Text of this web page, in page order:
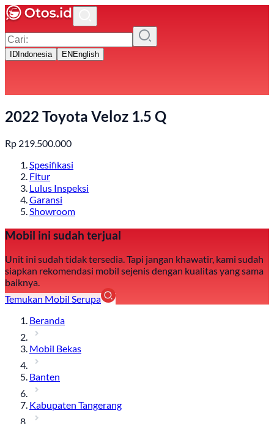
ID Indonesia EN English
2022 Toyota Veloz 1.5 Q
Rp 219.500.000
Spesifikasi
Fitur
Lulus Inspeksi
Garansi
Showroom
Mobil ini sudah terjual
Unit ini sudah tidak tersedia. Tapi jangan khawatir, kami sudah
siapkan rekomendasi mobil sejenis dengan kualitas yang sama
baiknya.
Temukan Mobil Serupa
Beranda
Mobil Bekas
Banten
Kabupaten Tangerang